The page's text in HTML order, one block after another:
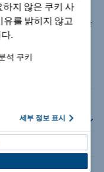
지 않은 쿠키 사
유를 밝히지 않고
.
석 쿠키
세부 정보 표시
유 보강 폴리머(GFRP)
한 분야에서 가볍고 강
위해 사용되고 있습